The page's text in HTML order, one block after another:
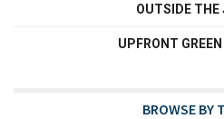
OUTSIDE THE
UPFRONT
BROWSE BY